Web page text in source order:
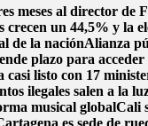
meses al director de
un 44,5% y la
de la naciónAlianza
plazo para
listo con 17
ilegales salen a la
musical globalCali